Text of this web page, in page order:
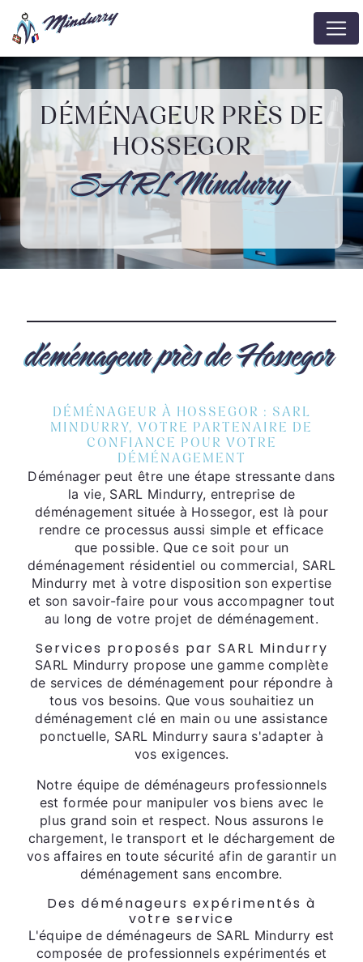
DÉMÉNAGEUR PRÈS DE
HOSSEGOR
SARL Mindurry
déménageur près de Hossegor
DÉMÉNAGEUR À HOSSEGOR : SARL
MINDURRY, VOTRE PARTENAIRE DE
CONFIANCE POUR VOTRE
DÉMÉNAGEMENT
Déménager peut être une étape stressante dans
la vie, SARL Mindurry, entreprise de
déménagement située à Hossegor, est là pour
rendre ce processus aussi simple et efficace
que possible. Que ce soit pour un
déménagement résidentiel ou commercial, SARL
Mindurry met à votre disposition son expertise
et son savoir-faire pour vous accompagner tout
au long de votre projet de déménagement.
Services proposés par SARL Mindurry
SARL Mindurry propose une gamme complète
de services de déménagement pour répondre à
tous vos besoins. Que vous souhaitiez un
déménagement clé en main ou une assistance
ponctuelle, SARL Mindurry saura s'adapter à
vos exigences.
Notre équipe de déménageurs professionnels
est formée pour manipuler vos biens avec le
plus grand soin et respect. Nous assurons le
chargement, le transport et le déchargement de
vos affaires en toute sécurité afin de garantir un
déménagement sans encombre.
Des déménageurs expérimentés à
votre service
L'équipe de déménageurs de SARL Mindurry est
composée de professionnels expérimentés et
Panneau de gestion des cookies